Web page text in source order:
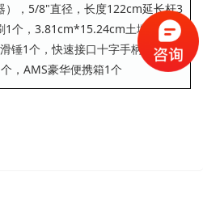
），5/8"直径，长度122cm延长杆3
1个，3.81cm*15.24cm土壤采样器
锤1个，快速接口十字手柄1个，通
，AMS豪华便携箱1个